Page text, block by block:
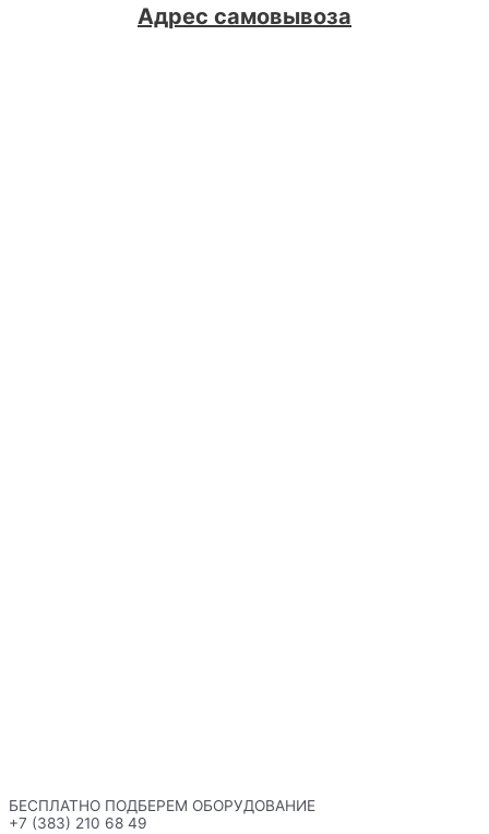
Адрес самовывоза
БЕСПЛАТНО ПОДБЕРЕМ ОБОРУДОВАНИЕ
+7 (383) 210 68 49